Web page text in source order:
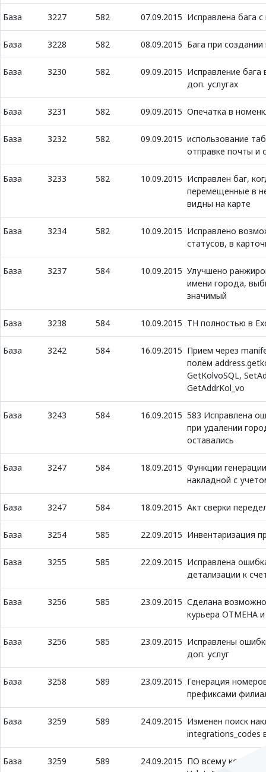
База 3227 582 07.09.2015 Исправлена бага
База 3228 582 08.09.2015 Бага при
База 3230 582 09.09.2015 Исправление
доп. услугах
База 3231 582 09.09.2015 Опечатка в
База 3232 582 09.09.2015 использование
отправке почты и
База 3233 582 10.09.2015 Исправлен баг,
перемещенные в
видны на карте
База 3234 582 10.09.2015 Исправлено
статусов, в
База 3237 584 10.09.2015 Улучшено
имени города,
значимый
База 3238 584 10.09.2015 ТН полностью в
База 3242 584 16.09.2015 Прием через
полем
GetKolvoSQL,
GetAddrKol_vo
База 3243 584 16.09.2015 583 Исправлена
при удалении
оставались
База 3247 584 18.09.2015 Функции
накладной с
База 3247 584 18.09.2015 Акт сверки
База 3254 585 22.09.2015 Инвентаризация
База 3255 585 22.09.2015 Исправлена
детализации к
База 3256 585 23.09.2015 Сделана
курьера ОТМЕНА и
База 3256 585 23.09.2015 Исправлены
доп. услуг
База 3258 589 23.09.2015 Генерация
префиксами
База 3259 589 24.09.2015 Изменен поиск
integrations_codes
База 3259 589 24.09.2015 ПО всему коду